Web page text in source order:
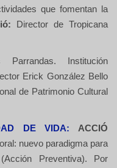
que fomentan la
Director de Tropicana
Institución
Erick González Bello
de Patrimonio Cultural
DE VIDA: ACCIÓ
nuevo paradigma para
Preventiva). Por